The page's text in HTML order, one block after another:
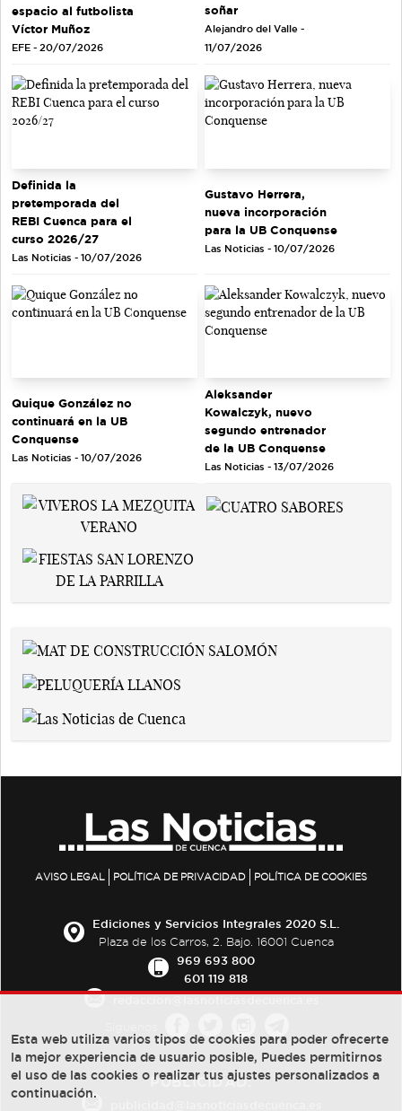
espacio al futbolista
Víctor Muñoz
EFE - 20/07/2026
soñar
Alejandro del Valle -
11/07/2026
Definida la
pretemporada del
REBI Cuenca para el
curso 2026/27
Las Noticias - 10/07/2026
Gustavo Herrera,
nueva incorporación
para la UB Conquense
Las Noticias - 10/07/2026
Quique González no
continuará en la UB
Conquense
Las Noticias - 10/07/2026
Aleksander
Kowalczyk, nuevo
segundo entrenador
de la UB Conquense
Las Noticias - 13/07/2026
AVISO LEGAL POLÍTICA DE PRIVACIDAD POLÍTICA DE COOKIES
Ediciones y Servicios Integrales 2020 S.L.
Plaza de los Carros, 2. Bajo. 16001 Cuenca
969 693 800
601 119 818
PUBLICIDAD:
Esta web utiliza varios tipos de cookies para poder ofrecerte
la mejor experiencia de usuario posible, Puedes permitirnos
el uso de las cookies o realizar tus ajustes personalizados a
continuación.